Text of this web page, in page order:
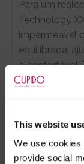
This website
We use cookies
provide social
Para um
Technology
impermeável
equilibrada,
e confortável.
sair da água,
O ajuste é
em tecido a
lugar com